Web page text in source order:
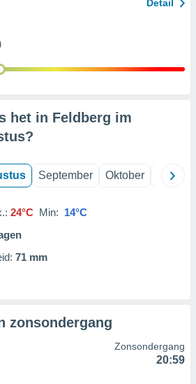
Detail
het in Feldberg im
?
September Oktober
24°C Min: 14°C
71 mm
zonsondergang
Zonsondergang
20:59